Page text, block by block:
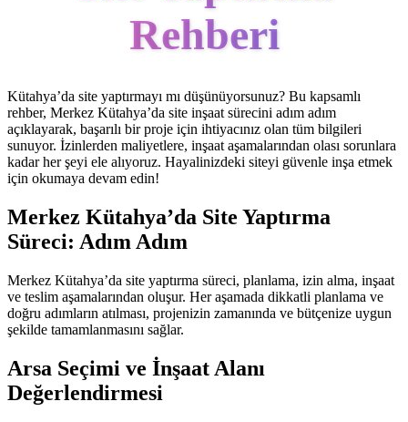
Rehberi
Kütahya’da site yaptırmayı mı düşünüyorsunuz? Bu kapsamlı
rehber, Merkez Kütahya’da site inşaat sürecini adım adım
açıklayarak, başarılı bir proje için ihtiyacınız olan tüm bilgileri
sunuyor. İzinlerden maliyetlere, inşaat aşamalarından olası sorunlara
kadar her şeyi ele alıyoruz. Hayalinizdeki siteyi güvenle inşa etmek
için okumaya devam edin!
Merkez Kütahya’da Site Yaptırma
Süreci: Adım Adım
Merkez Kütahya’da site yaptırma süreci, planlama, izin alma, inşaat
ve teslim aşamalarından oluşur. Her aşamada dikkatli planlama ve
doğru adımların atılması, projenizin zamanında ve bütçenize uygun
şekilde tamamlanmasını sağlar.
Arsa Seçimi ve İnşaat Alanı
Değerlendirmesi